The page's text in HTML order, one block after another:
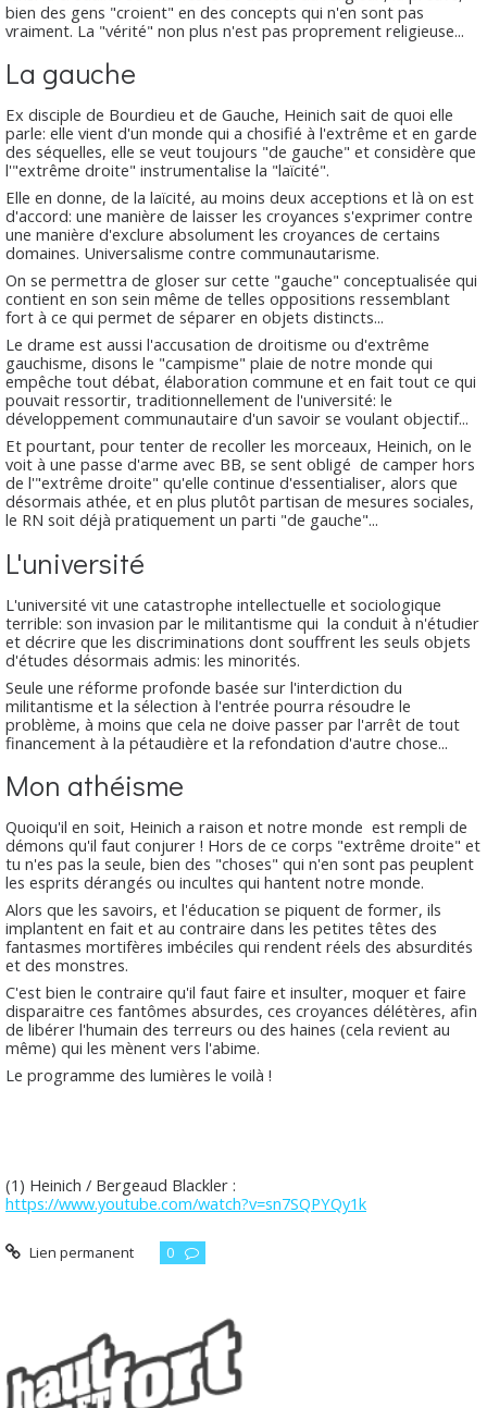
bien des gens "croient" en des concepts qui n'en sont pas
vraiment. La "vérité" non plus n'est pas proprement religieuse...
La gauche
Ex disciple de Bourdieu et de Gauche, Heinich sait de quoi elle
parle: elle vient d'un monde qui a chosifié à l'extrême et en garde
des séquelles, elle se veut toujours "de gauche" et considère que
l'"extrême droite" instrumentalise la "laïcité".
Elle en donne, de la laïcité, au moins deux acceptions et là on est
d'accord: une manière de laisser les croyances s'exprimer contre
une manière d'exclure absolument les croyances de certains
domaines. Universalisme contre communautarisme.
On se permettra de gloser sur cette "gauche" conceptualisée qui
contient en son sein même de telles oppositions ressemblant
fort à ce qui permet de séparer en objets distincts...
Le drame est aussi l'accusation de droitisme ou d'extrême
gauchisme, disons le "campisme" plaie de notre monde qui
empêche tout débat, élaboration commune et en fait tout ce qui
pouvait ressortir, traditionnellement de l'université: le
développement communautaire d'un savoir se voulant objectif...
Et pourtant, pour tenter de recoller les morceaux, Heinich, on le
voit à une passe d'arme avec BB, se sent obligé de camper hors
de l'"extrême droite" qu'elle continue d'essentialiser, alors que
désormais athée, et en plus plutôt partisan de mesures sociales,
le RN soit déjà pratiquement un parti "de gauche"...
L'université
L'université vit une catastrophe intellectuelle et sociologique
terrible: son invasion par le militantisme qui la conduit à n'étudier
et décrire que les discriminations dont souffrent les seuls objets
d'études désormais admis: les minorités.
Seule une réforme profonde basée sur l'interdiction du
militantisme et la sélection à l'entrée pourra résoudre le
problème, à moins que cela ne doive passer par l'arrêt de tout
financement à la pétaudière et la refondation d'autre chose...
Mon athéisme
Quoiqu'il en soit, Heinich a raison et notre monde est rempli de
démons qu'il faut conjurer ! Hors de ce corps "extrême droite" et
tu n'es pas la seule, bien des "choses" qui n'en sont pas peuplent
les esprits dérangés ou incultes qui hantent notre monde.
Alors que les savoirs, et l'éducation se piquent de former, ils
implantent en fait et au contraire dans les petites têtes des
fantasmes mortifères imbéciles qui rendent réels des absurdités
et des monstres.
C'est bien le contraire qu'il faut faire et insulter, moquer et faire
disparaitre ces fantômes absurdes, ces croyances délétères, afin
de libérer l'humain des terreurs ou des haines (cela revient au
même) qui les mènent vers l'abime.
Le programme des lumières le voilà !
(1) Heinich / Bergeaud Blackler :
https://www.youtube.com/watch?v=sn7SQPYQy1k
Lien permanent 0